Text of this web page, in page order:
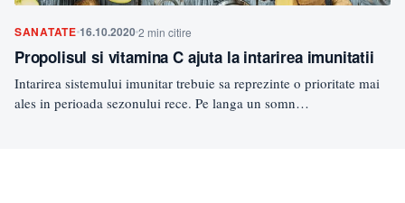
SANATATE 16.10.20202 min citire
Propolisul si vitamina C ajuta la intarirea imunitatii
Intarirea sistemului imunitar trebuie sa reprezinte o prioritate mai
ales in perioada sezonului rece. Pe langa un somn…